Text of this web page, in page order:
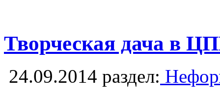
Творческая дача в
24.09.2014 раздел: